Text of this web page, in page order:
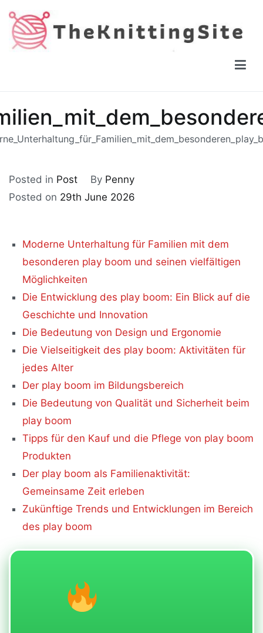
Skip
content
Posted in Post By Penny
Posted on 29th June 2026
Moderne Unterhaltung für Familien mit dem
besonderen play boom und seinen vielfältigen
Möglichkeiten
Die Entwicklung des play boom: Ein Blick auf die
Geschichte und Innovation
Die Bedeutung von Design und Ergonomie
Die Vielseitigkeit des play boom: Aktivitäten für
jedes Alter
Der play boom im Bildungsbereich
Die Bedeutung von Qualität und Sicherheit beim
play boom
Tipps für den Kauf und die Pflege von play boom
Produkten
Der play boom als Familienaktivität:
Gemeinsame Zeit erleben
Zukünftige Trends und Entwicklungen im Bereich
des play boom